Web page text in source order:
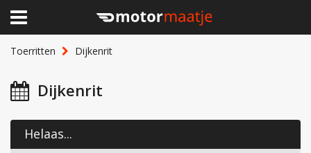
Toerritten Dijkenrit
Dijkenrit
Helaas...
×
Home
Clubhuis
Lid worden